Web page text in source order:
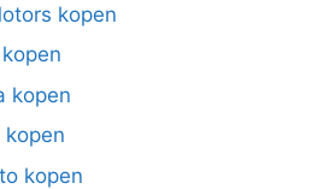
kopen
kopen
kopen